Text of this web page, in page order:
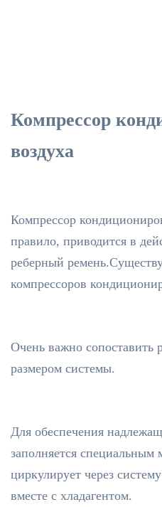
Компрессор
воздуха
Компрессор
правило, приводится в
реберный
компрессоров
Очень важно сопоставить
размером системы.
Для обеспечения
заполняется специальным
циркулирует через
вместе с хладагентом.